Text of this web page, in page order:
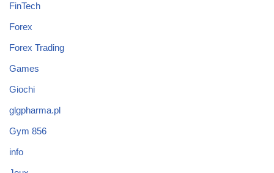
FinTech
Forex
Forex Trading
Games
Giochi
glgpharma.pl
Gym 856
info